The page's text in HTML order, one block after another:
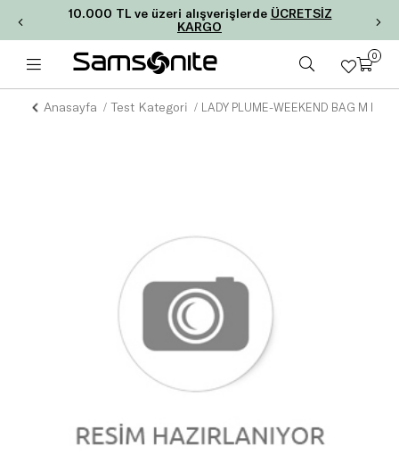
10.000 TL ve üzeri alışverişlerde ÜCRETSİZ
KARGO
0
Anasayfa Test Kategori LADY PLUME-WEEKEND BAG M FL